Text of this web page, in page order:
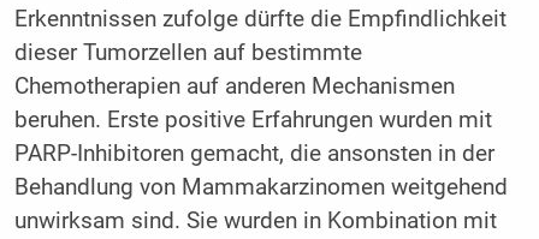
Erkenntnissen zufolge dürfte die Empfindlichkeit
dieser Tumorzellen auf bestimmte
Chemotherapien auf anderen Mechanismen
beruhen. Erste positive Erfahrungen wurden mit
PARP-Inhibitoren gemacht, die ansonsten in der
Behandlung von Mammakarzinomen weitgehend
unwirksam sind. Sie wurden in Kombination mit